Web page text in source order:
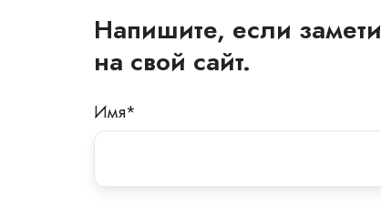
Напишите, если
на свой сайт.
Имя*